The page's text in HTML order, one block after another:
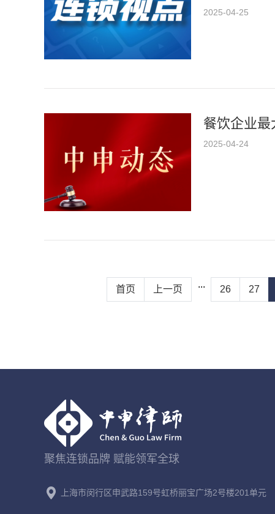
2025-04-25
餐饮企业
2025-04-24
首页 上一页 ... 26 27
聚焦连锁品牌 赋能领军全球
上海市闵行区申武路159号虹桥丽宝广场2号楼201单元